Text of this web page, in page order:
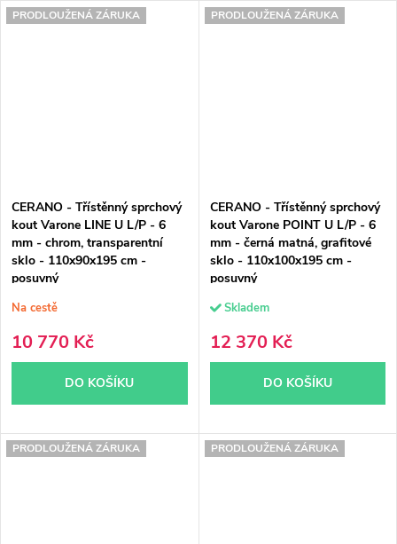
PRODLOUŽENÁ ZÁRUKA
CERANO - Třístěnný sprchový
kout Varone LINE U L/P - 6
mm - chrom, transparentní
sklo - 110x90x195 cm -
posuvný
Na cestě
10 770 Kč
DO KOŠÍKU
PRODLOUŽENÁ ZÁRUKA
CERANO - Třístěnný sprchový
kout Varone POINT U L/P - 6
mm - černá matná, grafitové
sklo - 110x100x195 cm -
posuvný
Skladem
12 370 Kč
DO KOŠÍKU
PRODLOUŽENÁ ZÁRUKA PRODLOUŽENÁ ZÁRUKA